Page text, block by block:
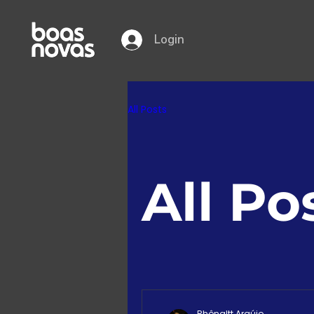
Login
All Posts
All